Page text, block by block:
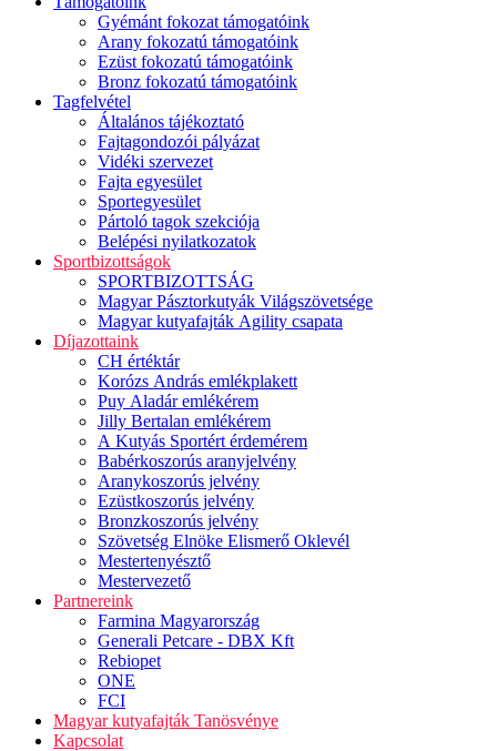
Gyémánt fokozat támogatóink
Arany fokozatú támogatóink
Ezüst fokozatú támogatóink
Bronz fokozatú támogatóink
Tagfelvétel
Általános tájékoztató
Fajtagondozói pályázat
Vidéki szervezet
Fajta egyesület
Sportegyesület
Pártoló tagok szekciója
Belépési nyilatkozatok
Sportbizottságok
SPORTBIZOTTSÁG
Magyar Pásztorkutyák Világszövetsége
Magyar kutyafajták Agility csapata
Díjazottaink
CH értéktár
Korózs András emlékplakett
Puy Aladár emlékérem
Jilly Bertalan emlékérem
A Kutyás Sportért érdemérem
Babérkoszorús aranyjelvény
Aranykoszorús jelvény
Ezüstkoszorús jelvény
Bronzkoszorús jelvény
Szövetség Elnöke Elismerő Oklevél
Mestertenyésztő
Mestervezető
Partnereink
Farmina Magyarország
Generali Petcare - DBX Kft
Rebiopet
ONE
FCI
Magyar kutyafajták Tanösvénye
Kapcsolat